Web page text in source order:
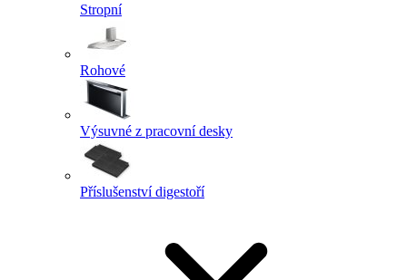
Stropní
Rohové
Výsuvné z pracovní desky
Příslušenství digestoří